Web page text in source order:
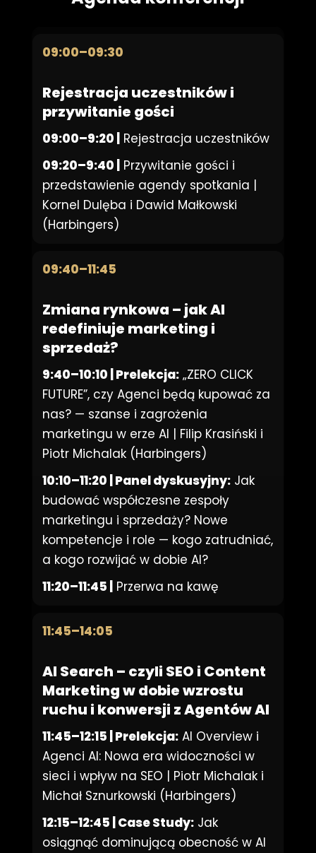
09:00–09:30
Rejestracja uczestników i
przywitanie gości
09:00–9:20 |
Rejestracja uczestników
09:20–9:40 |
Przywitanie gości i
przedstawienie agendy spotkania |
Kornel Dulęba i Dawid Małkowski
(Harbingers)
09:40–11:45
Zmiana rynkowa – jak AI
redefiniuje marketing i
sprzedaż?
9:40–10:10 | Prelekcja:„ZERO CLICK
FUTURE”, czy Agenci będą kupować za
nas? — szanse i zagrożenia
marketingu w erze AI | Filip Krasiński i
Piotr Michalak (Harbingers)
10:10–11:20 | Panel dyskusyjny:Jak
budować współczesne zespoły
marketingu i sprzedaży? Nowe
kompetencje i role — kogo zatrudniać,
a kogo rozwijać w dobie AI?
11:20–11:45 |
Przerwa na kawę
11:45–14:05
AI Search – czyli SEO i Content
Marketing w dobie wzrostu
ruchu i konwersji z Agentów AI
11:45–12:15 | Prelekcja:AI Overview i
Agenci AI: Nowa era widoczności w
sieci i wpływ na SEO | Piotr Michalak i
Michał Sznurkowski (Harbingers)
12:15–12:45 | Case Study:Jak
osiągnąć dominującą obecność w AI